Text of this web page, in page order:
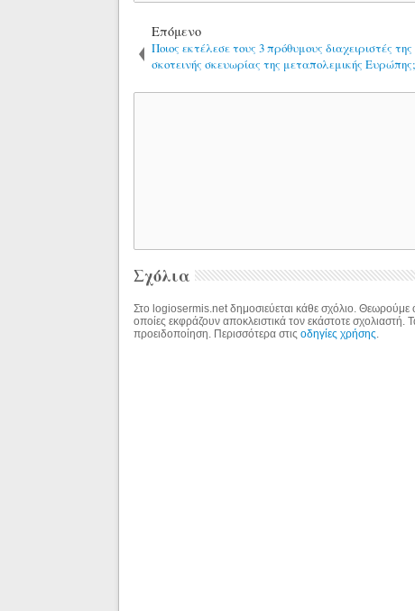
Επόμενο
Ποιος εκτέλεσε τους 3 πρόθυμους διαχειριστές της
σκοτεινής σκευωρίας της μεταπολεμικής Ευρώπης;
Σχόλια
Στο logiosermis.net δημοσιεύεται κάθε σχόλιο. Θεωρούμε
οποίες εκφράζουν αποκλειστικά τον εκάστοτε
προειδοποίηση. Περισσότερα στιςοδηγίες χρήσης